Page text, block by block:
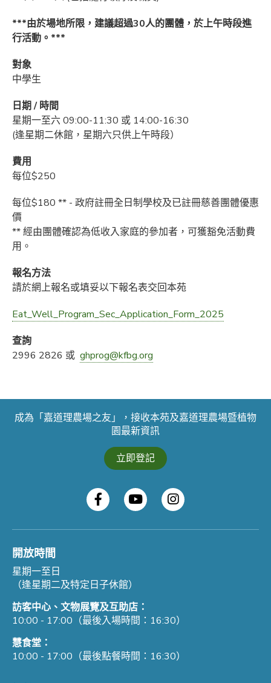
***由於場地所限，建議超過30人的團體，於上午時段進
行活動。***
對象
中學生
日期 / 時間
星期一至六 09:00-11:30 或 14:00-16:30
(逢星期二休館，星期六只供上午時段）
費用
每位$250
每位$180 ** - 政府註冊全日制學校及已註冊慈善團體優惠
價
** 經由團體確認為低收入家庭的參加者，可獲豁免活動費
用。
報名方法
請於網上報名或填妥以下報名表交回本苑
Eat_Well_Program_Sec_Application_Form_2025
查詢
2996 2826 或 ghprog@kfbg.org
成為「嘉道理農場之友」，接收本苑及嘉道理農場暨植物
園最新資訊
立即登記
開放時間
星期一至日
（逢星期二及特定日子休館）
訪客中心、文物展覽及互助店：
10:00 - 17:00（最後入場時間：16:30）
慧食堂：
10:00 - 17:00（最後點餐時間：16:30）